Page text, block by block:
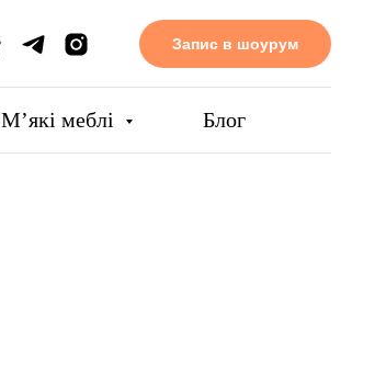
Запис в шоурум
Мʼякі меблі Блог